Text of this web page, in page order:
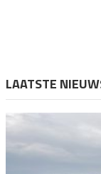
LAATSTE